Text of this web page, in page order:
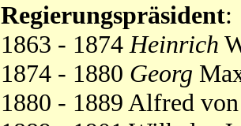
Regierungspräsident:
1863 - 1874 Heinrich
1874 - 1880 Georg
1880 - 1889 Alfred